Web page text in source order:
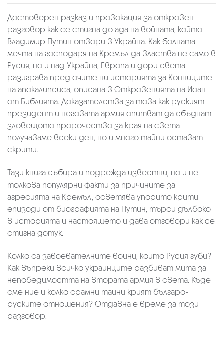
Достоверен разказ и провокация за откровен
разговор как се стигна до ада на войната, който
Владимир Путин отвори в Украйна. Как болната
мечта на господаря на Кремъл да властва не само в
Русия, но и над Украйна, Европа и дори света
разиграва пред очите ни историята за Конниците
на апокалипсиса, описана в Откровенията на Йоан
от Библията. Доказателства за това как руският
президент и неговата армия опитват да сбъднат
зловещото пророчество за края на света
получаваме всеки ден, но и много тайни остават
скрити.
Тази книга събира и подрежда известни, но и не
толкова популярни факти за причините за
агресията на Кремъл, осветява упорито крити
епизоди от биографията на Путин, търси дълбоко
в историята и настоящето и дава отговори как се
стигна дотук.
Колко са завоевателните войни, които Русия губи?
Как въпреки всичко украинците разбиват мита за
непобедимостта на втората армия в света. Къде
сме ние и колко срамни тайни крият българо-
руските отношения? Отдавна е време за този
разговор.